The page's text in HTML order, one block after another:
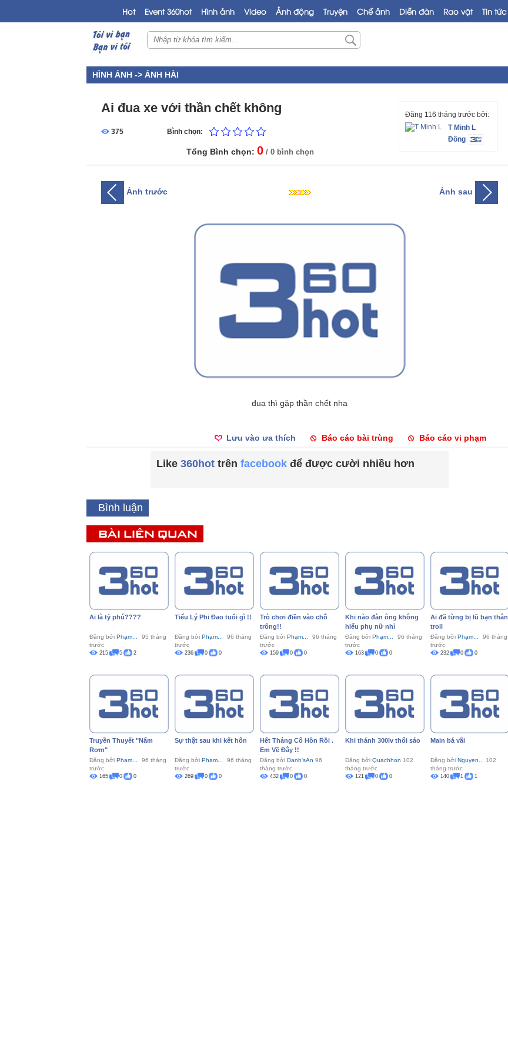
Hot Event 360hot Hình ảnh Video Ảnh động Truyện Chế ảnh Diễn đàn Rao vặt Tin tức
HÌNH ẢNH -> ẢNH HÀI
Ai đua xe với thần chết không
375 Bình chọn:
Tổng Bình chọn: 0 / 0 bình chọn
Đăng 116 tháng trước bởi:
T Minh L
Đồng
Ảnh trước Ảnh sau
đua thì gặp thần chết nha
Lưu vào ưa thích Báo cáo bài trùng Báo cáo vi phạm
Like 360hottrên facebookđể được cười nhiều hơn
Bình luận
BÀI LIÊN QUAN
Ai là tỷ phú????
Đăng bởi Phạm...
95 tháng
trước
215 5 2
Tiểu Lý Phi Đao tuổi gì !!
Đăng bởi Phạm...
96 tháng
trước
236 0 0
Trò chơi điền vào chỗ
trống!!
Đăng bởi Phạm...
96 tháng
trước
159 0 0
Khi nào đàn ông không
hiểu phụ nữ nhỉ
Đăng bởi Phạm...
96 tháng
trước
163 0 0
Ai đã từng bị lũ bạn thân
troll
Đăng bởi Phạm...
96 tháng
trước
232 0 0
Truyền Thuyết "Nấm
Rơm"
Đăng bởi Phạm...
96 tháng
trước
165 0 0
Sự thật sau khi kết hôn
Đăng bởi Phạm...
96 tháng
trước
269 0 0
Hết Tháng Cô Hồn Rồi .
Em Về Đây !!
Đăng bởi Danh'sAn 96
tháng trước
432 0 0
Khi thánh 300lv thổi sáo
Đăng bởi Quachhon 102
tháng trước
121 0 0
Main bá vãi
Đăng bởi Nguyen...
102
tháng trước
140 1 1